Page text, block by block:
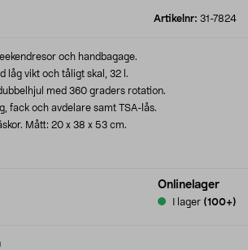
Artikelnr: 31-7824
Onlinelager
I lager (100+)
och handbagage.
låg vikt och tåligt skal, 32 l.
med 360 graders rotation.
fack och avdelare samt TSA-lås.
Mått: 20 x 38 x 53 cm.